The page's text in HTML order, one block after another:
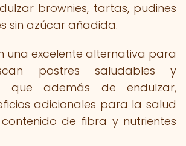
brownies, tartas, pudines
sin azúcar añadida.
una excelente alternativa para
postres saludables y
que además de endulzar,
adicionales para la salud
de fibra y nutrientes